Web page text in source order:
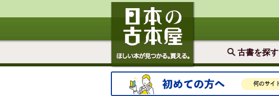
古書を探す